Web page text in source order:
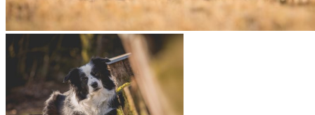
15|02|2017 – Zion